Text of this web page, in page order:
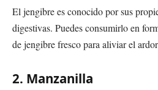
El jengibre es conocido por sus
digestivas. Puedes consumirlo en
de jengibre fresco para aliviar el
2. Manzanilla